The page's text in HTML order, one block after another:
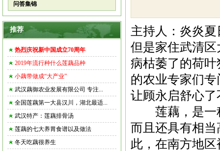
问答集锦
推荐
热烈庆祝新中国成立70周年
2019年流行种什么莲藕品种
小藕带做成“大产业”
武汉藕御农业发展有限公司 专注...
全国莲藕第一大县汉川，湖北最适...
武汉特产：莲藕排骨汤
莲藕的七大养胃食谱以及做法
冬天吃藕很养生
主持人：炎炎
但是家住武清
病枯萎了的荷
的农业专家们
让顾永启舒心
莲藕，是
而且还具有相
此，在南方地